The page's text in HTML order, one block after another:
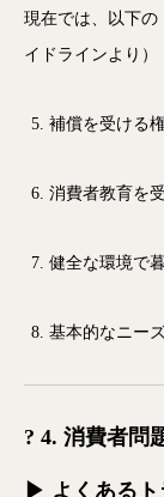
現在では、以下の
イドラインより）
補償を受ける
消費者教育を
健全な環境で
基本的なニー
? 4. 消費者問
▶ よくあるト